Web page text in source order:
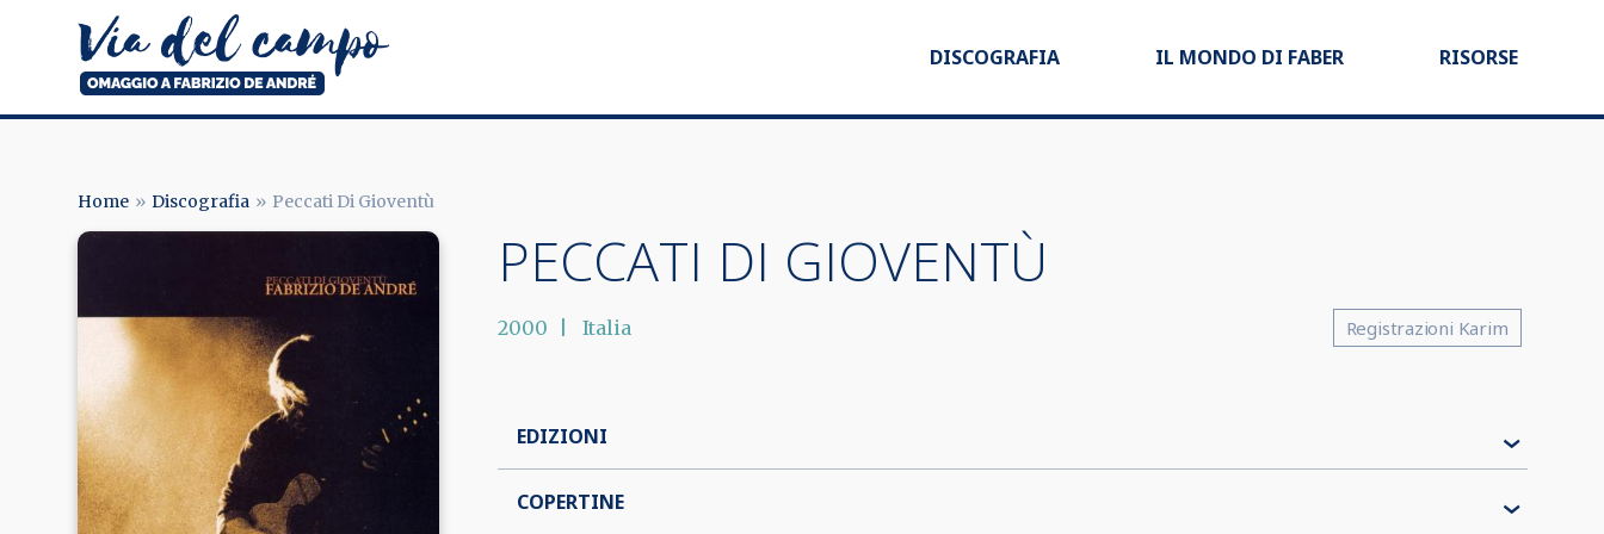
contenuto
principale
Via
campo
DISCOGRAFIA IL MONDO DI FABER RISORSE
BRICIOLE
PANE
Home Discografia Peccati Di Gioventù
Image PECCATI DI GIOVENTÙ
2000 Italia Registrazioni Karim
EDIZIONI
COPERTINE